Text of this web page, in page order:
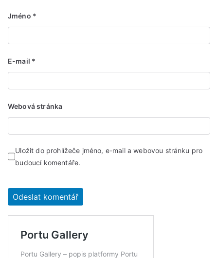
Jméno *
E-mail *
Webová stránka
Uložit do prohlížeče jméno, e-mail a webovou stránku pro
budoucí komentáře.